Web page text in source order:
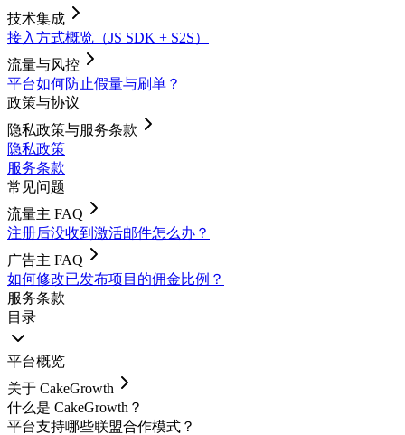
技术集成
接入方式概览（JS SDK + S2S）
流量与风控
平台如何防止假量与刷单？
政策与协议
隐私政策与服务条款
隐私政策
服务条款
常见问题
流量主 FAQ
注册后没收到激活邮件怎么办？
广告主 FAQ
如何修改已发布项目的佣金比例？
服务条款
目录
平台概览
关于 CakeGrowth
什么是 CakeGrowth？
平台支持哪些联盟合作模式？